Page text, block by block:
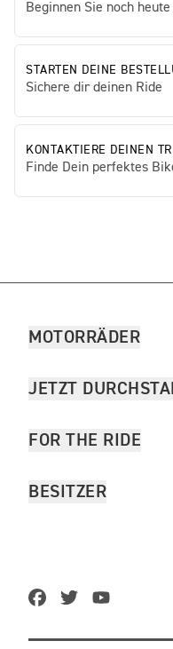
Beginnen Sie noch
STARTEN DEINE
Sichere dir deinen Ride
KONTAKTIERE DEINEN
Finde Dein perfektes
MOTORRÄDER
JETZT
FOR THE RIDE
BESITZER